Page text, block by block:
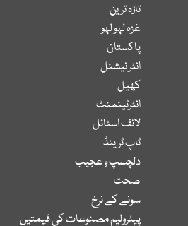
تازہ ترین
غزہ لہو لہو
پاکستان
انٹر نیشنل
کھیل
انٹرٹینمنٹ
لائف اسٹائل
ٹاپ ٹرینڈ
دلچسپ و عجیب
صحت
سونے کے نرخ
پیٹرولیم مصنوعات کی قیمتیں